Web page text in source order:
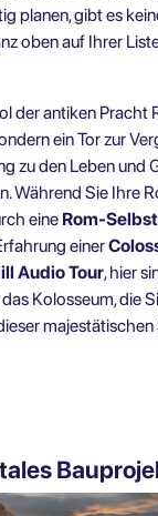
planen, gibt es
oben auf Ihrer
der antiken Pracht
ein Tor zur
zu den Leben und
Während Sie Ihre
eine Rom-
einer
Audio Tour, hier
Kolosseum, die